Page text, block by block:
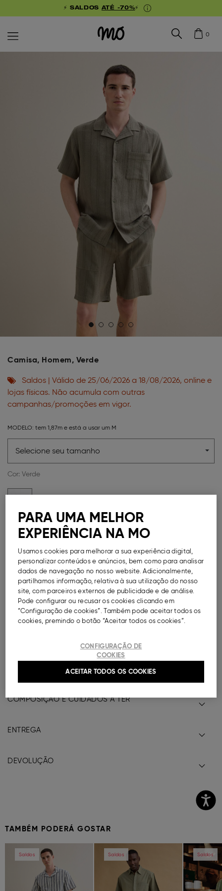
⚡ SALDOS ATÉ -70%⚡
0
Camisa, Homem, Verde
Saldos | Válido de 25/06/2026 a 18/08/2026, online e
lojas físicas. Não acumula com outras
campanhas/promoções em vigor.
MODELO: tem 1,87m e está a usar um M
Selecione seu tamanho
Cor: Verde
Guia de Tamanhos
Métodos de Pagamento Disponíveis
DESCRIÇÃO
gola resort e bolso aplicado na zona do peito. Fecho
frontal com botões. Fit regular.
000041152420019
COMPOSIÇÃO E CUIDADOS A TER
ENTREGA
DEVOLUÇÃO
TAMBÉM PODERÁ GOSTAR
Saldos
Previous
Saldos
Previous Next
Saldos
Previous
PARA UMA MELHOR
EXPERIÊNCIA NA MO
Usamos cookies para melhorar a sua experiência digital,
personalizar conteúdos e anúncios, bem como para analisar
dados de navegação no nosso website. Adicionalmente,
partilhamos informação, relativa à sua utilização do nosso
site, com parceiros externos de publicidade e de análise.
Pode configurar ou recusar os cookies clicando em
“Configuração de cookies”. Também pode aceitar todos os
cookies, premindo o botão “Aceitar todos os cookies”.
CONFIGURAÇÃO DE
COOKIES
ACEITAR TODOS OS COOKIES